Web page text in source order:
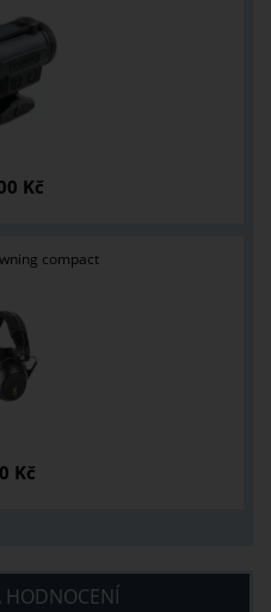
Kč
compact
Kč
HODNOCENÍ